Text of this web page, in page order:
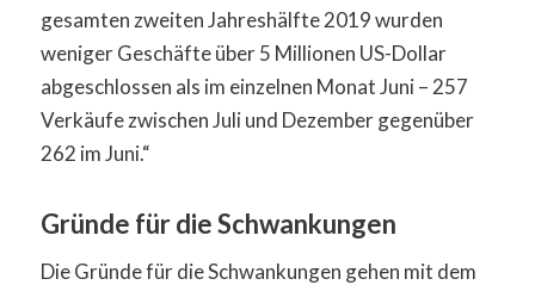
gesamten zweiten Jahreshälfte 2019 wurden
weniger Geschäfte über 5 Millionen US-Dollar
abgeschlossen als im einzelnen Monat Juni – 257
Verkäufe zwischen Juli und Dezember gegenüber
262 im Juni.“
Gründe für die Schwankungen
Die Gründe für die Schwankungen gehen mit dem